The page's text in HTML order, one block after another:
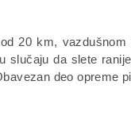
20 km,
slučaju da slete
deo opreme